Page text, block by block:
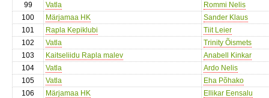
99
Vatla
Rommi Nelis
100
Märjamaa HK
Sander Klaus
101
Rapla Kepiklubi
Tiit Leier
102
Vatla
Trinity Õismets
103
Kaitseliidu Rapla malev
Anabell Kinkar
104
Vatla
Ardo Nelis
105
Vatla
Eha Põhako
106
Märjamaa HK
Ellikar Eensalu